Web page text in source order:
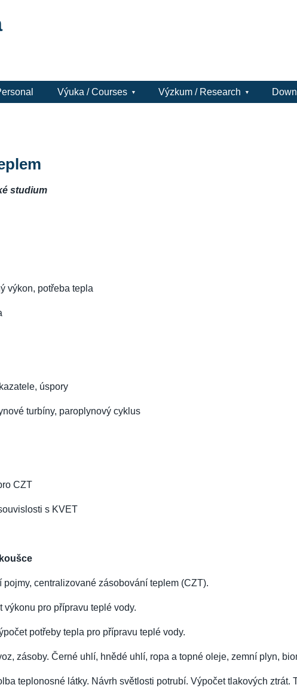
Výuka / Courses Výzkum / Research
studium
výkon, potřeba tepla
úspory
turbíny, paroplynový cyklus
CZT
s KVET
centralizované zásobování teplem (CZT).
pro přípravu teplé vody.
potřeby tepla pro přípravu teplé vody.
zásoby. Černé uhlí, hnědé uhlí, ropa a topné oleje, zemní plyn,
teplonosné látky. Návrh světlosti potrubí. Výpočet tlakových ztrát.